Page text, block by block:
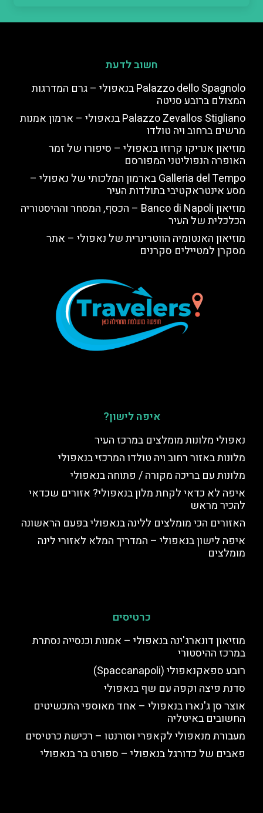
חשוב לדעת
Palazzo dello Spagnolo בנאפולי – גרם המדרגות
המצולם ברובע סניטה
Palazzo Zevallos Stigliano בנאפולי – ארמון אמנות
מרשים ברחוב ויה טולדו
מוזיאון אנריקו קרוזו בנאפולי – סיפורו של זמר
האופרה הנפוליטני המפורסם
Galleria del Tempo בארמון המלכותי של נאפולי –
מסע אינטראקטיבי בתולדות העיר
מוזיאון Banco di Napoli – הכסף, המסחר וההיסטוריה
הכלכלית של העיר
מוזיאון האנטומיה הווטרינרית של נאפולי – אתר
מסקרן למטיילים סקרנים
איפה לישון?
נאפולי מלונות מומלצים במרכז העיר
מלונות באזור רחוב ויה טולדו המרכזי בנאפולי
מלונות עם בריכה מקורה / פתוחה בנאפולי
איפה לא כדאי לקחת מלון בנאפולי? אזורים שכדאי
להכיר מראש
האזורים הכי מומלצים ללינה בנאפולי בפעם הראשונה
איפה לישון בנאפולי – המדריך המלא לאזורי לינה
מומלצים
כרטיסים
מוזיאון דונארג'ינה בנאפולי – אמנות וכנסייה נסתרת
במרכז ההיסטורי
רובע ספאקנאפולי (Spaccanapoli)
סדנת פיצה וקפה עם שף בנאפולי
אוצר סן ג'נארו בנאפולי – אחד מאוספי התכשיטים
החשובים באיטליה
מעבורת מנאפולי לקאפרי וסורנטו – רכישת כרטיסים
פאבים של כדורגל בנאפולי – ספורט בר בנאפולי